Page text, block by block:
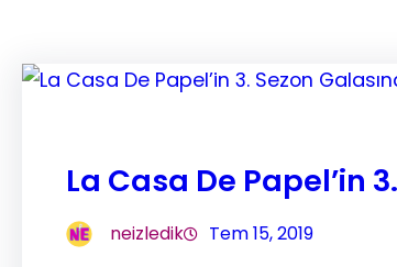
La Casa De Papel’in
neizledik Tem 15, 2019